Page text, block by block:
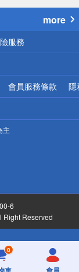
more
服務
會員服務條款 隱
主
6
Right Reserved
0